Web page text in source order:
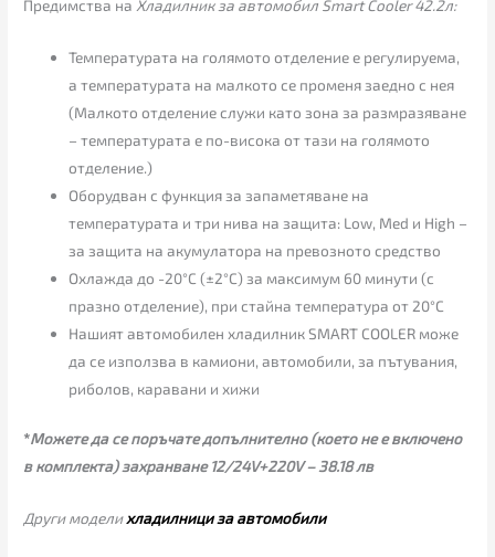
Предимства на Хладилник за автомобил Smart Cooler 42.2л:
Температурата на голямото отделение е регулируема,
а температурата на малкото се променя заедно с нея
(Малкото отделение служи като зона за размразяване
– температурата е по-висока от тази на голямото
отделение.)
Оборудван с функция за запаметяване на
температурата и три нива на защита: Low, Med и High –
за защита на акумулатора на превозното средство
Охлажда до -20°C (±2°C) за максимум 60 минути (с
празно отделение), при стайна температура от 20°C
Нашият автомобилен хладилник SMART COOLER може
да се използва в камиони, автомобили, за пътувания,
риболов, каравани и хижи
*Можете да се поръчате допълнително (кoeто не е включено
в комплекта) захранване 12/24V+220V – 38.18 лв
Други моделихладилници за автомобили